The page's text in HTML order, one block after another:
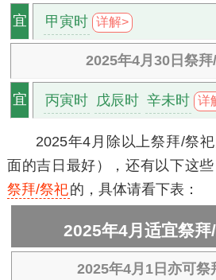
宜 甲寅时 详解>
2025年4月30日祭
宜 丙寅时 戊辰时 辛未时 详
2025年4月除以上祭拜/祭
面的吉日最好），还有以下这
祭拜/祭祀的，具体请看下表：
2025年4月适宜祭
2025年4月1日亦可祭